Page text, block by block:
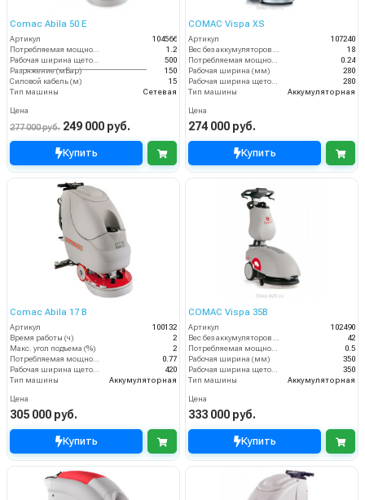
Comac Abila 50 E
Артикул
104566
Потребляемая мощность (кВт)
1.2
Рабочая ширина щеток (мм)
500
Разряжение (мБар)
150
Силовой кабель (м)
15
Тип машины
Сетевая
Цена
277 000 руб. 249 000 руб.
Купить
COMAC Vispa XS
Артикул
107240
Вес без аккумуляторов (кг)
18
Потребляемая мощность (кВт)
0.24
Рабочая ширина (мм)
280
Рабочая ширина щеток (мм)
280
Тип машины
Аккумуляторная
Цена
274 000 руб.
Купить
Comac Abila 17 B
Артикул
100132
Время работы (ч)
2
Макс. угол подъема (%)
2
Потребляемая мощность (кВт)
0.77
Рабочая ширина щеток (мм)
420
Тип машины
Аккумуляторная
Цена
305 000 руб.
Купить
COMAC Vispa 35B
Артикул
102490
Вес без аккумуляторов (кг)
42
Потребляемая мощность (кВт)
0.5
Рабочая ширина (мм)
350
Рабочая ширина щеток (мм)
350
Тип машины
Аккумуляторная
Цена
333 000 руб.
Купить